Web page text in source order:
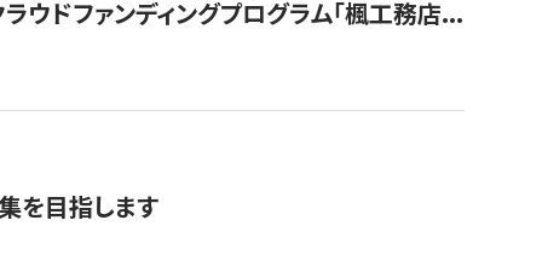
ドファンディングプログラム「楓工務店...
を目指します